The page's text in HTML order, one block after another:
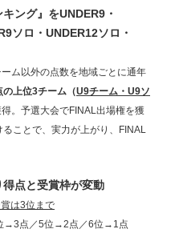
ング』をUNDER9・
ソロ・UNDER12ソロ・
ム以外の点数を地域ごとに通年
上位3チーム（U9チーム・U9ソ
。予選大会でFINAL出場権を獲
ことで、実力が上がり、FINAL
点と受賞枠が変動
は3位まで
→3点／5位→2点／6位→1点